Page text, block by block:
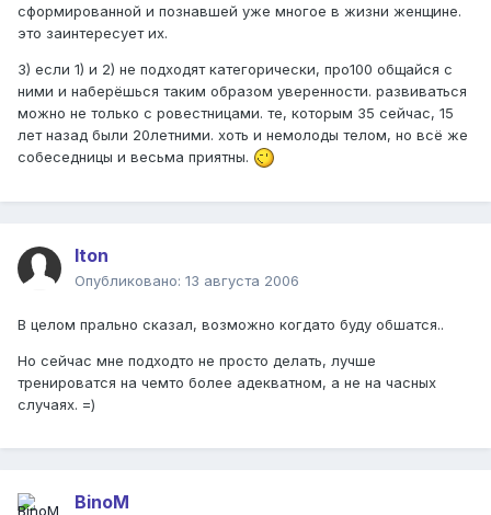
сформированной и познавшей уже многое в жизни женщине.
это заинтересует их.
3) если 1) и 2) не подходят категорически, про100 общайся с
ними и наберёшься таким образом уверенности. развиваться
можно не только с ровестницами. те, которым 35 сейчас, 15
лет назад были 20летними. хоть и немолоды телом, но всё же
собеседницы и весьма приятны.
Iton
Опубликовано: 13 августа 2006
В целом прально сказал, возможно когдато буду обшатся..
Но сейчас мне подходто не просто делать, лучше
тренироватся на чемто более адекватном, а не на часных
случаях. =)
BinoM